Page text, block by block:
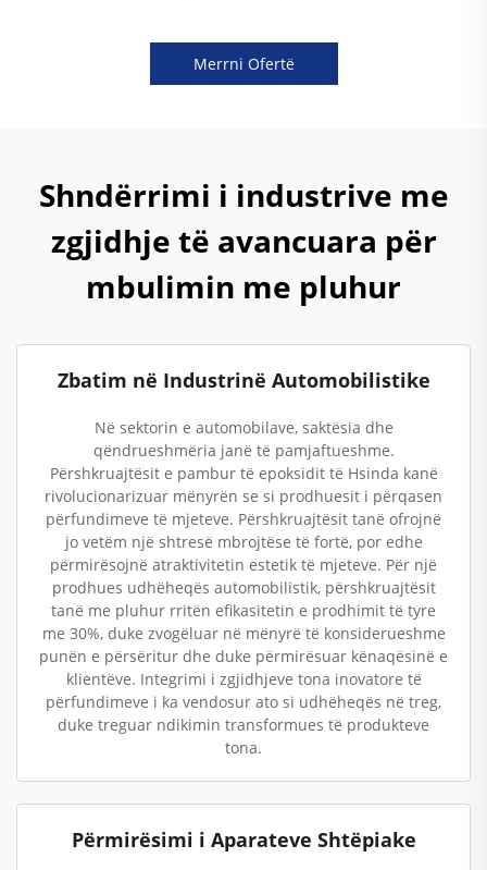
Merrni Ofertë
Shndërrimi i industrive me
zgjidhje të avancuara për
mbulimin me pluhur
Zbatim në Industrinë Automobilistike
Në sektorin e automobilave, saktësia dhe
qëndrueshmëria janë të pamjaftueshme.
Përshkruajtësit e pambur të epoksidit të Hsinda kanë
rivolucionarizuar mënyrën se si prodhuesit i përqasen
përfundimeve të mjeteve. Përshkruajtësit tanë ofrojnë
jo vetëm një shtresë mbrojtëse të fortë, por edhe
përmirësojnë atraktivitetin estetik të mjeteve. Për një
prodhues udhëheqës automobilistik, përshkruajtësit
tanë me pluhur rritën efikasitetin e prodhimit të tyre
me 30%, duke zvogëluar në mënyrë të konsiderueshme
punën e përsëritur dhe duke përmirësuar kënaqësinë e
klientëve. Integrimi i zgjidhjeve tona inovatore të
përfundimeve i ka vendosur ato si udhëheqës në treg,
duke treguar ndikimin transformues të produkteve
tona.
Përmirësimi i Aparateve Shtëpiake